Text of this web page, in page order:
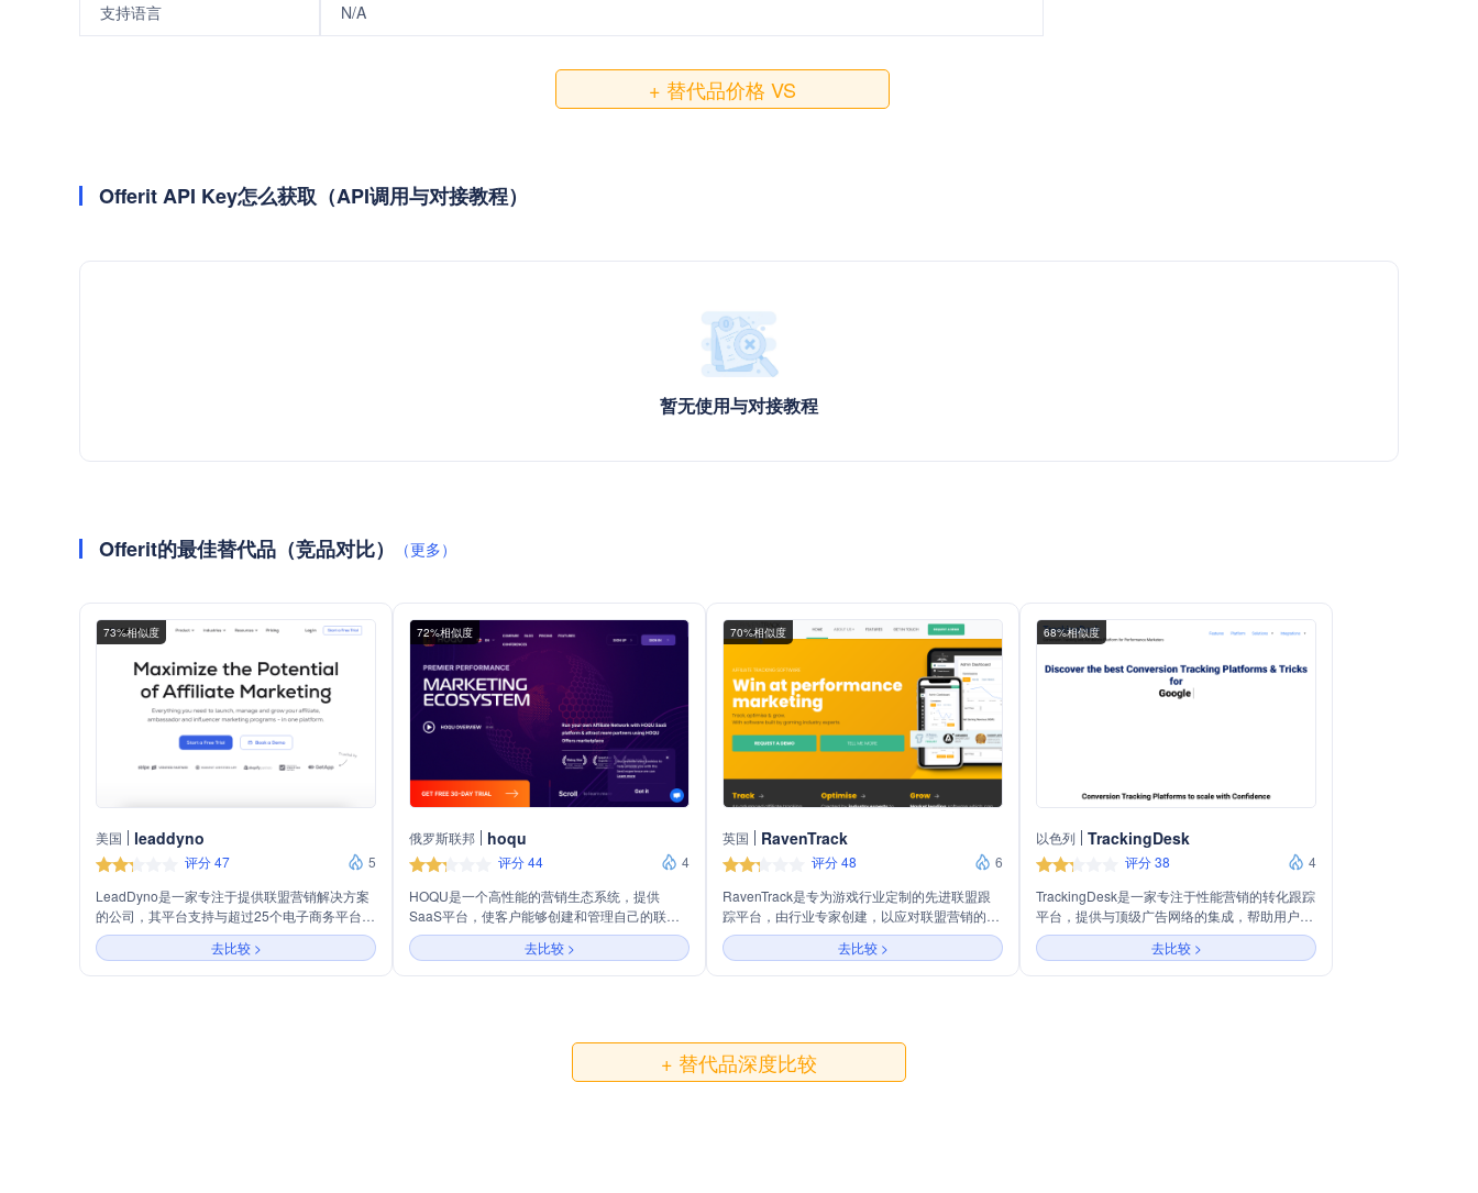
支持语言 N/A
+ 替代品价格 VS
Offerit API Key怎么获取（API调用与对接教程）
暂无使用与对接教程
Offerit的最佳替代品（竞品对比） （更多）
73%相似度
美国 leaddyno
评分 47
5
LeadDyno是一家专注于提供联盟营销解决方案
的公司，其平台支持与超过25个电子商务平台和
业务工具的直接集成，包括Shopify、Stripe、
BigCommerce等。公司提供定制化的联盟程
序，包括无限佣金计划、跟踪、支付和联盟分组
去比较 >
72%相似度
俄罗斯联邦 hoqu
评分 44
4
HOQU是一个高性能的营销生态系统，提供
SaaS平台，使客户能够创建和管理自己的联盟
网络，并通过HOQU Offer市场吸引更多合作伙
伴。平台特点包括无障碍集成、反欺诈保护、灵
活设置、统一账户管理和实时数据跟踪。HOQU
去比较 >
70%相似度
英国 RavenTrack
评分 48
6
RavenTrack是专为游戏行业定制的先进联盟跟
踪平台，由行业专家创建，以应对联盟营销的速
度和复杂性。提供市场领先的软件，可根据客户
需求定制。平台支持无缝集成、行业领先的合规
技术和英国客户支持，致力于提供可靠性、准确
去比较 >
68%相似度
以色列 TrackingDesk
评分 38
4
TrackingDesk是一家专注于性能营销的转化跟踪
平台，提供与顶级广告网络的集成，帮助用户追
踪、衡量、优化和提升广告活动表现。平台支持
预构建模板以集成用户喜爱的联盟网络，并通过
Zapier集成将广告活动数据与日常使用的应用程
去比较 >
+ 替代品深度比较